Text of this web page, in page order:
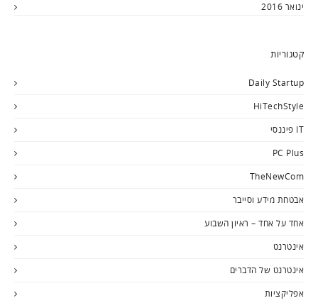
ינואר 2016
קטגוריות
Daily Startup
HiTechStyle
IT פיננסי
PC Plus
TheNewCom
אבטחת מידע וסייבר
אחד על אחד – ראיון השבוע
אינטרנט
אינטרנט של הדברים
אפליקציות